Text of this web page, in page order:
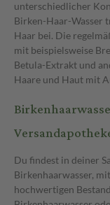
unterschiedlicher
Birken-Haar-Wasser
Haar bei. Die
mit beispielsweise
Betula-Extrakt und
Haare und Haut mit
Du findest in deiner
Birkenhaarwasser,
hochwertigen